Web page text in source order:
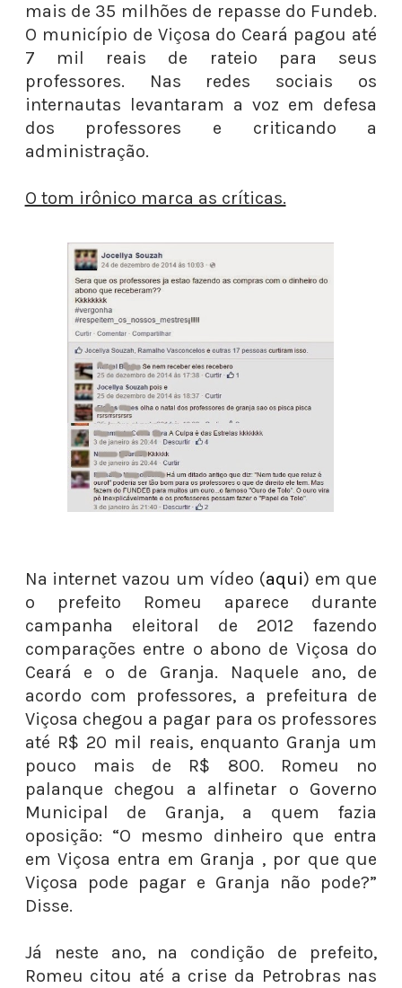
mais de 35 milhões de repasse do Fundeb.
O município de Viçosa do Ceará pagou até
7 mil reais de rateio para seus
professores. Nas redes sociais os
internautas levantaram a voz em defesa
dos professores e criticando a
administração.
O tom irônico marca as críticas.
Na internet vazou um vídeo (aqui) em que
o prefeito Romeu aparece durante
campanha eleitoral de 2012 fazendo
comparações entre o abono de Viçosa do
Ceará e o de Granja. Naquele ano, de
acordo com professores, a prefeitura de
Viçosa chegou a pagar para os professores
até R$ 20 mil reais, enquanto Granja um
pouco mais de R$ 800. Romeu no
palanque chegou a alfinetar o Governo
Municipal de Granja, a quem fazia
oposição: “O mesmo dinheiro que entra
em Viçosa entra em Granja , por que que
Viçosa pode pagar e Granja não pode?”
Disse.
Já neste ano, na condição de prefeito,
Romeu citou até a crise da Petrobras nas